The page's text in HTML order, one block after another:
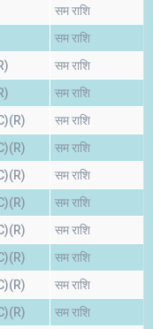
सम राशि
सम राशि
सम राशि
सम राशि
सम राशि
सम राशि
सम राशि
सम राशि
सम राशि
सम राशि
सम राशि
सम राशि